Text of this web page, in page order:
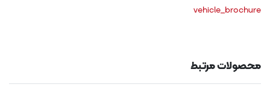
vehicle_brochure
محصولات مرتبط